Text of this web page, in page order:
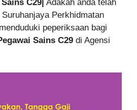
C29| Adakah anda telah
Perkhidmatan
peperiksaan bagi
Sains C29 di Agensi